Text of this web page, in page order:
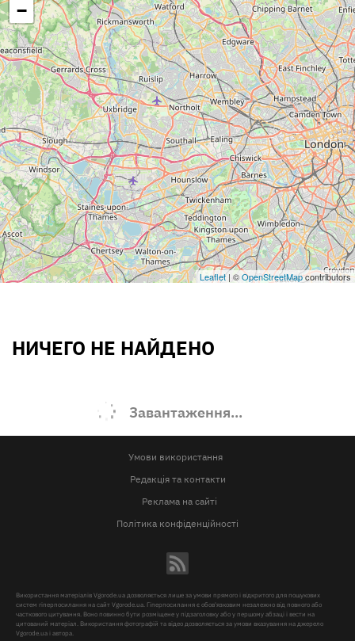
−
Leaflet| ©OpenStreetMapcontributors
НИЧЕГО НЕ НАЙДЕНО
Завантаження...
Умови використання
Редакція та контакти
Реклама на сайті
Політика конфіденційності
Використання матеріалів Vgorode.ua дозволяється лише за умови прямого і відкритого для пошукових
систем гіперпосилання на сайт Vgorode.ua. Гіперпосилання є обов'язковим незалежно від повного або
часткового цитування. Воно повинно бути розміщене у підзаголовку або у першому абзаці і вести на
цитований матеріал. Використання фотографій та відео дозволяється за умови вказування на джерело
Vgorode.ua і автора.